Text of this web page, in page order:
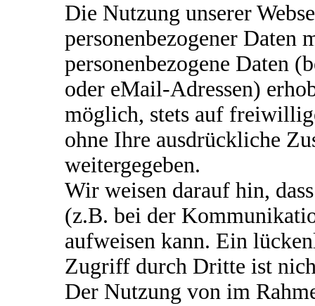
Die Nutzung unserer
personenbezogener Daten
personenbezogene Daten
oder eMail-Adressen)
möglich, stets auf
ohne Ihre ausdrückliche
weitergegeben.
Wir weisen darauf hin,
(z.B. bei der
aufweisen kann. Ein
Zugriff durch Dritte ist
Der Nutzung von im